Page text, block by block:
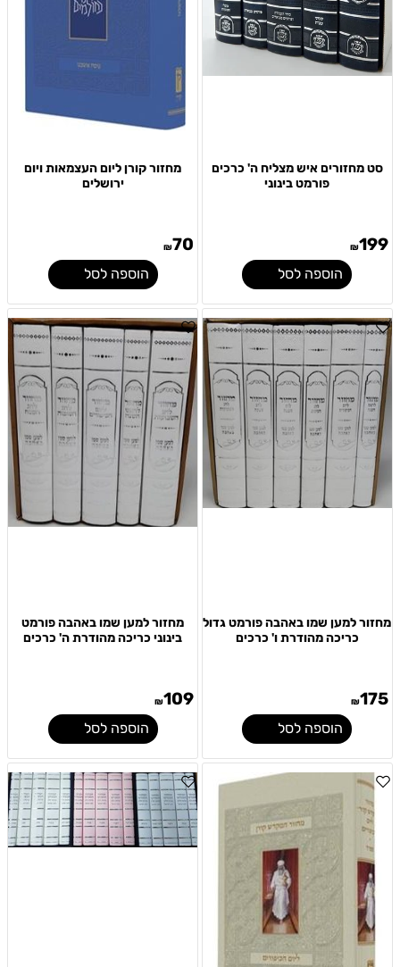
סט מחזורים איש מצליח ה' כרכים
פורמט בינוני
₪199
הוספה לסל
מחזור קורן ליום העצמאות ויום
ירושלים
₪70
הוספה לסל
מחזור למען שמו באהבה פורמט גדול
כריכה מהודרת ו' כרכים
₪175
הוספה לסל
מחזור למען שמו באהבה פורמט
בינוני כריכה מהודרת ה' כרכים
₪109
הוספה לסל